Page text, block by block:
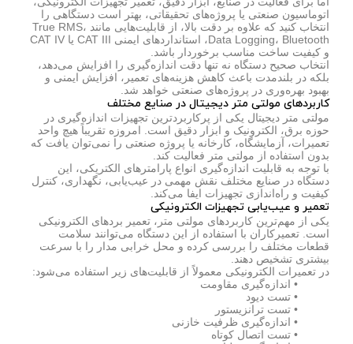
اتوماسیون صنعتی یا پروژه‌های تحقیقاتی، بهتر است دستگاهی را
انتخاب کنید که علاوه بر دقت بالا، از قابلیت‌هایی مانند True RMS،
Data Logging، Bluetooth، استانداردهای ایمنی CAT III یا CAT IV
و کیفیت ساخت مناسب برخوردار باشد.
انتخاب صحیح دستگاه نه تنها دقت اندازه‌گیری را افزایش می‌دهد،
بلکه در بلندمدت باعث کاهش هزینه‌های تعمیر، افزایش ایمنی و
بهبود بهره‌وری در پروژه‌های صنعتی خواهد شد.
کاربردهای مولتی متر دیجیتال در صنایع مختلف
مولتی متر دیجیتال یکی از پرکاربردترین تجهیزات اندازه‌گیری در
حوزه برق، الکترونیک و ابزار دقیق است. امروزه تقریباً هیچ واحد
تعمیرات، آزمایشگاه، کارخانه یا پروژه صنعتی را نمی‌توان یافت که
بدون استفاده از مولتی متر فعالیت کند.
با توجه به قابلیت اندازه‌گیری انواع پارامترهای الکتریکی، این
دستگاه در صنایع مختلف نقش مهمی در عیب‌یابی، نگهداری، کنترل
کیفیت و راه‌اندازی تجهیزات ایفا می‌کند.
تعمیر و عیب‌یابی تجهیزات الکترونیکی
یکی از مهم‌ترین کاربردهای مولتی متر، تعمیر بردهای الکترونیکی
است. تعمیرکاران با استفاده از این دستگاه می‌توانند سلامت
قطعات مختلف را بررسی کرده و محل خرابی مدار را با سرعت
بیشتری تشخیص دهند.
در تعمیرات الکترونیکی معمولاً از قابلیت‌های زیر استفاده می‌شود:
• اندازه‌گیری مقاومت
• تست دیود
• تست ترانزیستور
• اندازه‌گیری ظرفیت خازنی
• تست اتصال کوتاه